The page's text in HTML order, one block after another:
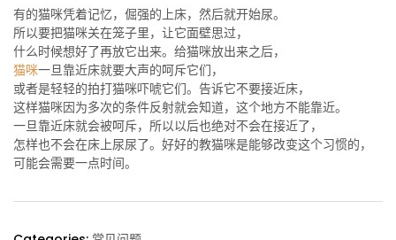
有的猫咪凭着记忆，倔强的上床，然后就开始尿。
所以要把猫咪关在笼子里，让它面壁思过，
什么时候想好了再放它出来。给猫咪放出来之后，
猫咪一旦靠近床就要大声的呵斥它们，
或者是轻轻的拍打猫咪吓唬它们。告诉它不要接近床，
这样猫咪因为多次的条件反射就会知道，这个地方不能靠近。
一旦靠近床就会被呵斥，所以以后也绝对不会在接近了，
怎样也不会在床上尿尿了。好好的教猫咪是能够改变这个习惯的，
可能会需要一点时间。